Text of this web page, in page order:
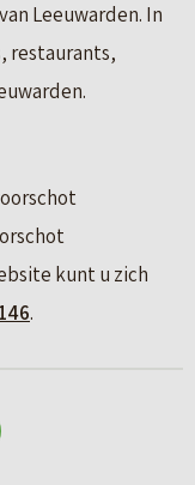
Leeuwarden. In
restaurants,
kunt u zich
.